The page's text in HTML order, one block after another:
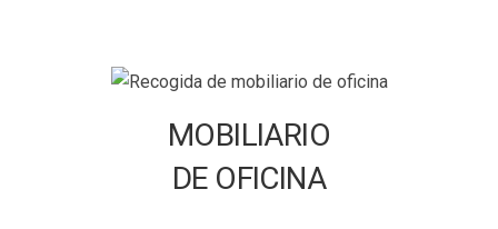
MOBILIARIO
DE OFICINA